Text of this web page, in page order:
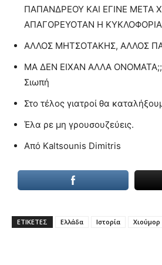
ΠΑΠΑΝΔΡΕΟΥ ΚΑΙ ΕΓΙΝΕ ΜΕΤΑ
ΑΠΑΓΟΡΕΥΟΤΑΝ Η
ΑΛΛΟΣ ΜΗΤΣΟΤΑΚΗΣ, ΑΛΛΟΣ
ΜΑ ΔΕΝ ΕΙΧΑΝ ΑΛΛΑ
Σιωπή
Στο τέλος γιατροί θα
Έλα ρε μη γρουσουζεύεις.
Από Kaltsounis Dimitris
ΕΤΙΚΕΤΕΣ Ελλάδα Ιστορία Χιούμορ